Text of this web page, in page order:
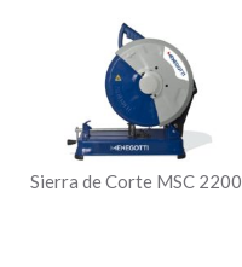
Sierra de Corte MSC 2200